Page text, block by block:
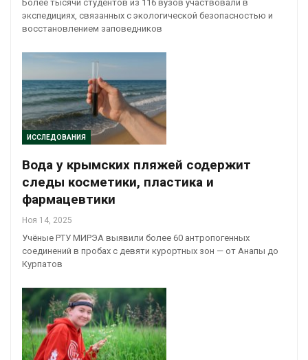
Более тысячи студентов из 116 вузов участвовали в
экспедициях, связанных с экологической безопасностью и
восстановлением заповедников
ИССЛЕДОВАНИЯ
Вода у крымских пляжей содержит
следы косметики, пластика и
фармацевтики
Ноя 14, 2025
Учёные РТУ МИРЭА выявили более 60 антропогенных
соединений в пробах с девяти курортных зон — от Анапы до
Курпатов